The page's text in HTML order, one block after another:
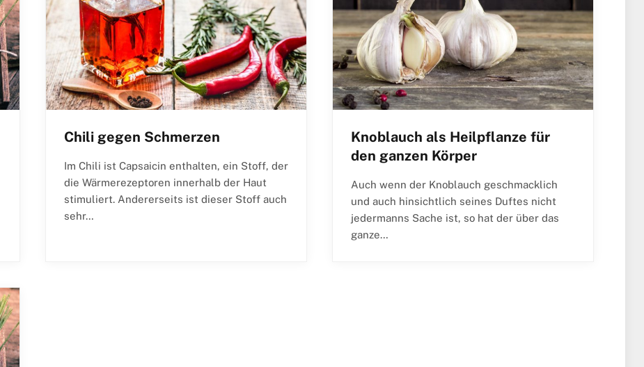
Chili gegen Schmerzen
Im Chili ist Capsaicin enthalten, ein Stoff, der
die Wärmerezeptoren innerhalb der Haut
stimuliert. Andererseits ist dieser Stoff auch
sehr…
Knoblauch als Heilpflanze für
den ganzen Körper
Auch wenn der Knoblauch geschmacklich
und auch hinsichtlich seines Duftes nicht
jedermanns Sache ist, so hat der über das
ganze…